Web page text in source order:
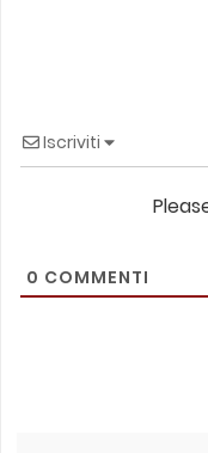
Iscriviti
0 COMMENTI